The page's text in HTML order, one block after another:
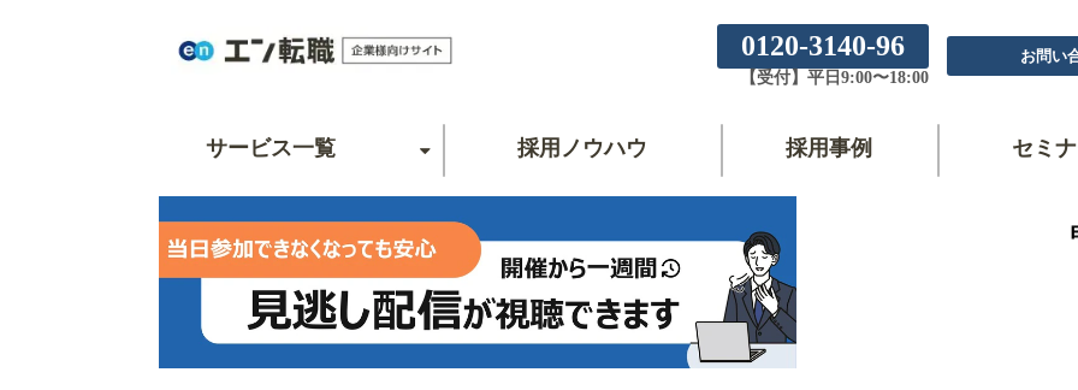
0120-3140-96
【受付】平日9:00〜18:00
お問い
サービス一覧 採用ノウハウ 採用事例 セミ